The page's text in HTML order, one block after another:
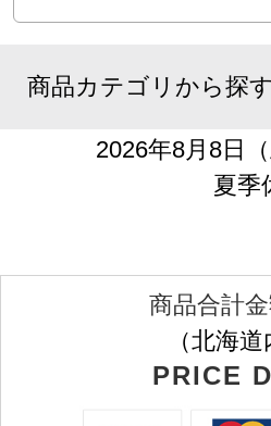
商品カテゴリから探す
2026年8月8日
夏季
商品合計
（北海
PRICE